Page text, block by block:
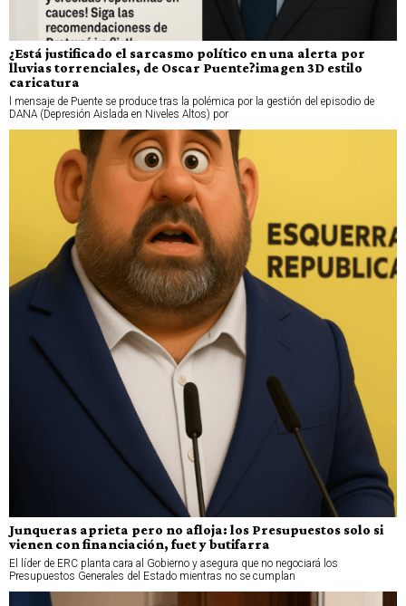
¿Está justificado el sarcasmo político en una alerta por
lluvias torrenciales, de Oscar Puente?imagen 3D estilo
caricatura
l mensaje de Puente se produce tras la polémica por la gestión del episodio de
DANA (Depresión Aislada en Niveles Altos) por
Junqueras aprieta pero no afloja: los Presupuestos solo si
vienen con financiación, fuet y butifarra
El líder de ERC planta cara al Gobierno y asegura que no negociará los
Presupuestos Generales del Estado mientras no se cumplan